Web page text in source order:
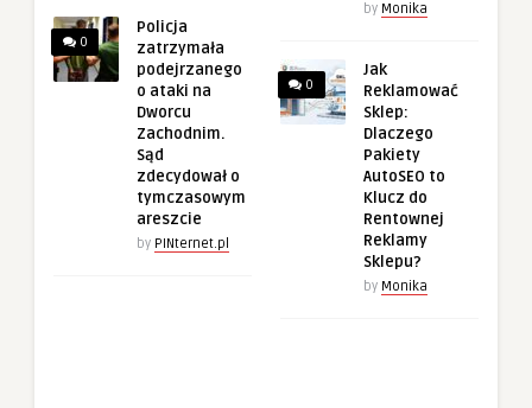
0
Policja
zatrzymała
podejrzanego
o ataki na
Dworcu
Zachodnim.
Sąd
zdecydował o
tymczasowym
areszcie
by PINternet.pl
by Monika
0
Jak
Reklamować
Sklep:
Dlaczego
Pakiety
AutoSEO to
Klucz do
Rentownej
Reklamy
Sklepu?
by Monika